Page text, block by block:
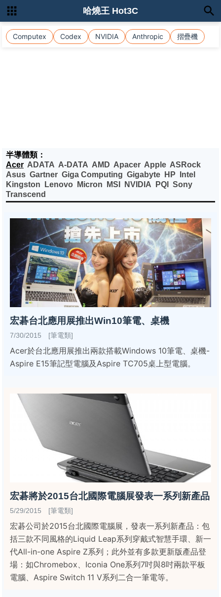
Computex Codex NVIDIA Anthropic 摺疊機
哈燒王 Hot3C
半導體類：
Acer ADATA A-DATA AMD Apacer Apple ASRock
Asus Gartner Giga Computing Gigabyte HP
Intel
Kingston
Lenovo Micron MSI NVIDIA PQI
Sony
Transcend
宏碁台北應用展推出Win10筆電、桌機
7/30/2015 [筆電類]
Acer於台北應用展推出兩款搭載Windows 10筆電、桌機-
Aspire E15筆記型電腦及Aspire TC705桌上型電腦。
宏碁將於2015台北國際電腦展發表一系列新產品
5/29/2015 [筆電類]
宏碁公司於2015台北國際電腦展，發表一系列新產品：包
括三款不同風格的Liquid Leap系列穿戴式智慧手環、新一
代All-in-one Aspire Z系列；此外並有多款更新版產品登
場：如Chromebox、Iconia One系列7吋與8吋兩款平板
電腦、Aspire Switch 11 V系列二合一筆電等。